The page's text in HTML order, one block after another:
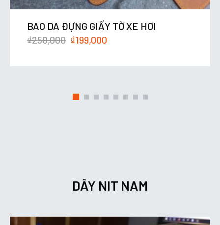
BAO DA ĐỰNG GIẤY TỜ XE HƠI
₫250,000 ₫199,000
DÂY NỊT NAM